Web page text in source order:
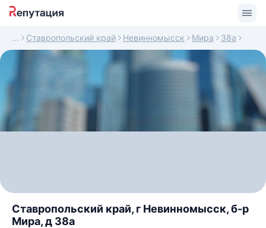
Ставропольский край Невинномысск Мира 38а
Ставропольский край, г Невинномысск, б-р
Мира, д 38а